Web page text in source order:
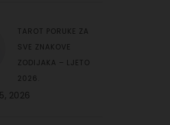
TAROT PORUKE ZA
SVE ZNAKOVE
ZODIJAKA – LJETO
2026.
2026